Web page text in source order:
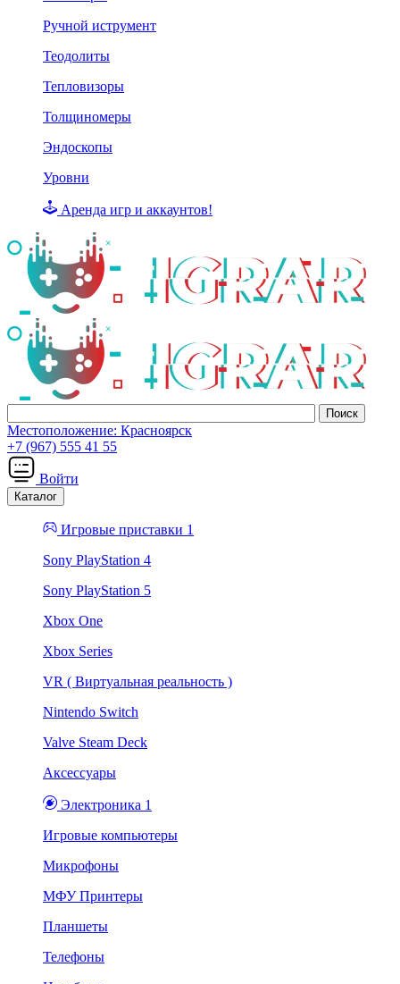
Ручной иструмент
Теодолиты
Тепловизоры
Толщиномеры
Эндоскопы
Уровни
Аренда игр и аккаунтов!
Местоположение: Красноярск
+7 (967) 555 41 55
Войти
Каталог
Игровые приставки 1
Sony PlayStation 4
Sony PlayStation 5
Xbox One
Xbox Series
VR ( Виртуальная реальность )
Nintendo Switch
Valve Steam Deck
Аксессуары
Электроника 1
Игровые компьютеры
Микрофоны
МФУ Принтеры
Планшеты
Телефоны